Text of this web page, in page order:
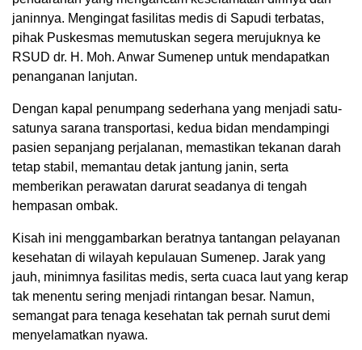
janinnya. Mengingat fasilitas medis di Sapudi terbatas,
pihak Puskesmas memutuskan segera merujuknya ke
RSUD dr. H. Moh. Anwar Sumenep untuk mendapatkan
penanganan lanjutan.
Dengan kapal penumpang sederhana yang menjadi satu-
satunya sarana transportasi, kedua bidan mendampingi
pasien sepanjang perjalanan, memastikan tekanan darah
tetap stabil, memantau detak jantung janin, serta
memberikan perawatan darurat seadanya di tengah
hempasan ombak.
Kisah ini menggambarkan beratnya tantangan pelayanan
kesehatan di wilayah kepulauan Sumenep. Jarak yang
jauh, minimnya fasilitas medis, serta cuaca laut yang kerap
tak menentu sering menjadi rintangan besar. Namun,
semangat para tenaga kesehatan tak pernah surut demi
menyelamatkan nyawa.